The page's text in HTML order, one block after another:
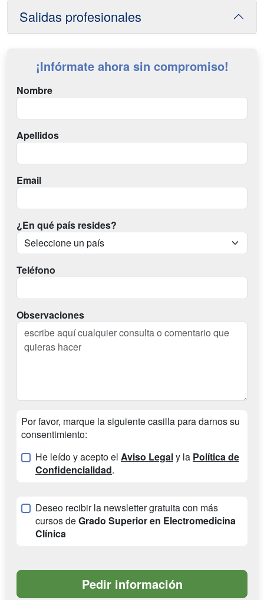
Salidas profesionales
¡Infórmate ahora sin compromiso!
Nombre
Apellidos
Email
¿En qué país resides?
Teléfono
Observaciones
Por favor, marque la siguiente casilla para darnos su
consentimiento:
He leído y acepto el Aviso Legaly la Política de
Confidencialidad.
Deseo recibir la newsletter gratuita con más
cursos deGrado Superior en Electromedicina
Clínica